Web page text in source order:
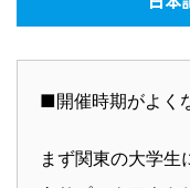
■開催時期がよく
まず関東の大学